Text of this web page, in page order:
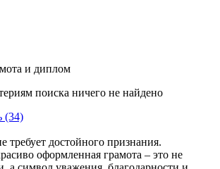
и диплом
поиска ничего не найдено
(34)
требует достойного признания.
оформленная грамота – это не